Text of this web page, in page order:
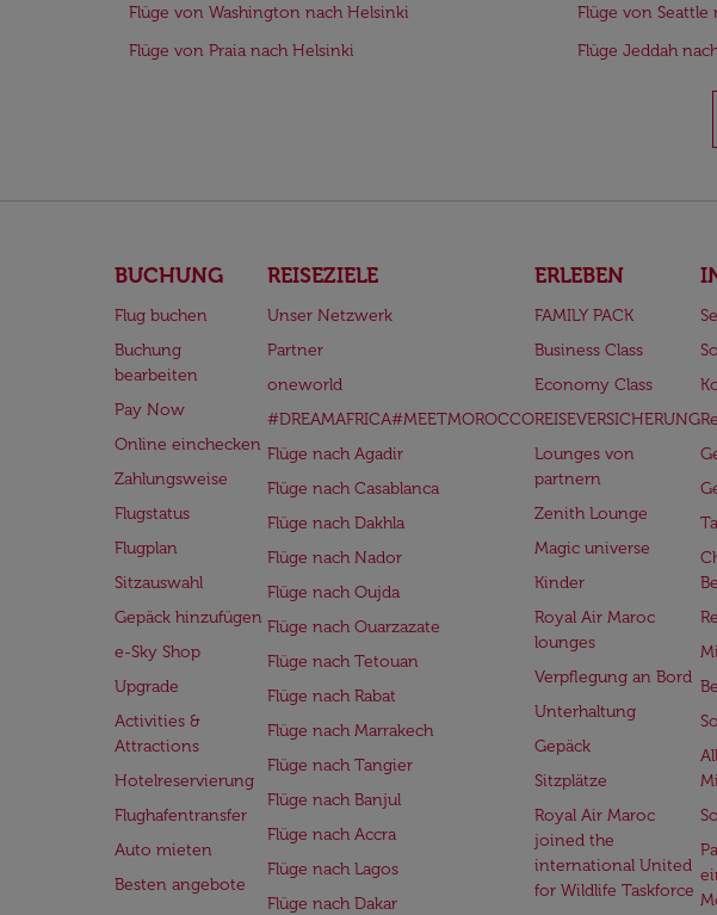
Flüge von Washington nach Helsinki
Flüge von Seattle
Flüge von Praia nach Helsinki
Flüge Jeddah
BUCHUNG
Flug buchen
Buchung
bearbeiten
Pay Now
Online einchecken
Zahlungsweise
Flugstatus
Flugplan
Sitzauswahl
Gepäck hinzufügen
e-Sky Shop
Upgrade
Activities &
Attractions
Hotelreservierung
Flughafentransfer
Auto mieten
Besten angebote
REISEZIELE
Unser Netzwerk
Partner
oneworld
#DREAMAFRICA#MEETMOROCCO
Flüge nach Agadir
Flüge nach Casablanca
Flüge nach Dakhla
Flüge nach Nador
Flüge nach Oujda
Flüge nach Ouarzazate
Flüge nach Tetouan
Flüge nach Rabat
Flüge nach Marrakech
Flüge nach Tangier
Flüge nach Banjul
Flüge nach Accra
Flüge nach Lagos
Flüge nach Dakar
ERLEBEN
FAMILY PACK
Business Class
Economy Class
REISEVERSICHERUNG
Lounges von
partnern
Zenith Lounge
Magic universe
Kinder
Royal Air Maroc
lounges
Verpflegung an Bord
Unterhaltung
Gepäck
Sitzplätze
Royal Air Maroc
joined the
international United
for Wildlife Taskforce